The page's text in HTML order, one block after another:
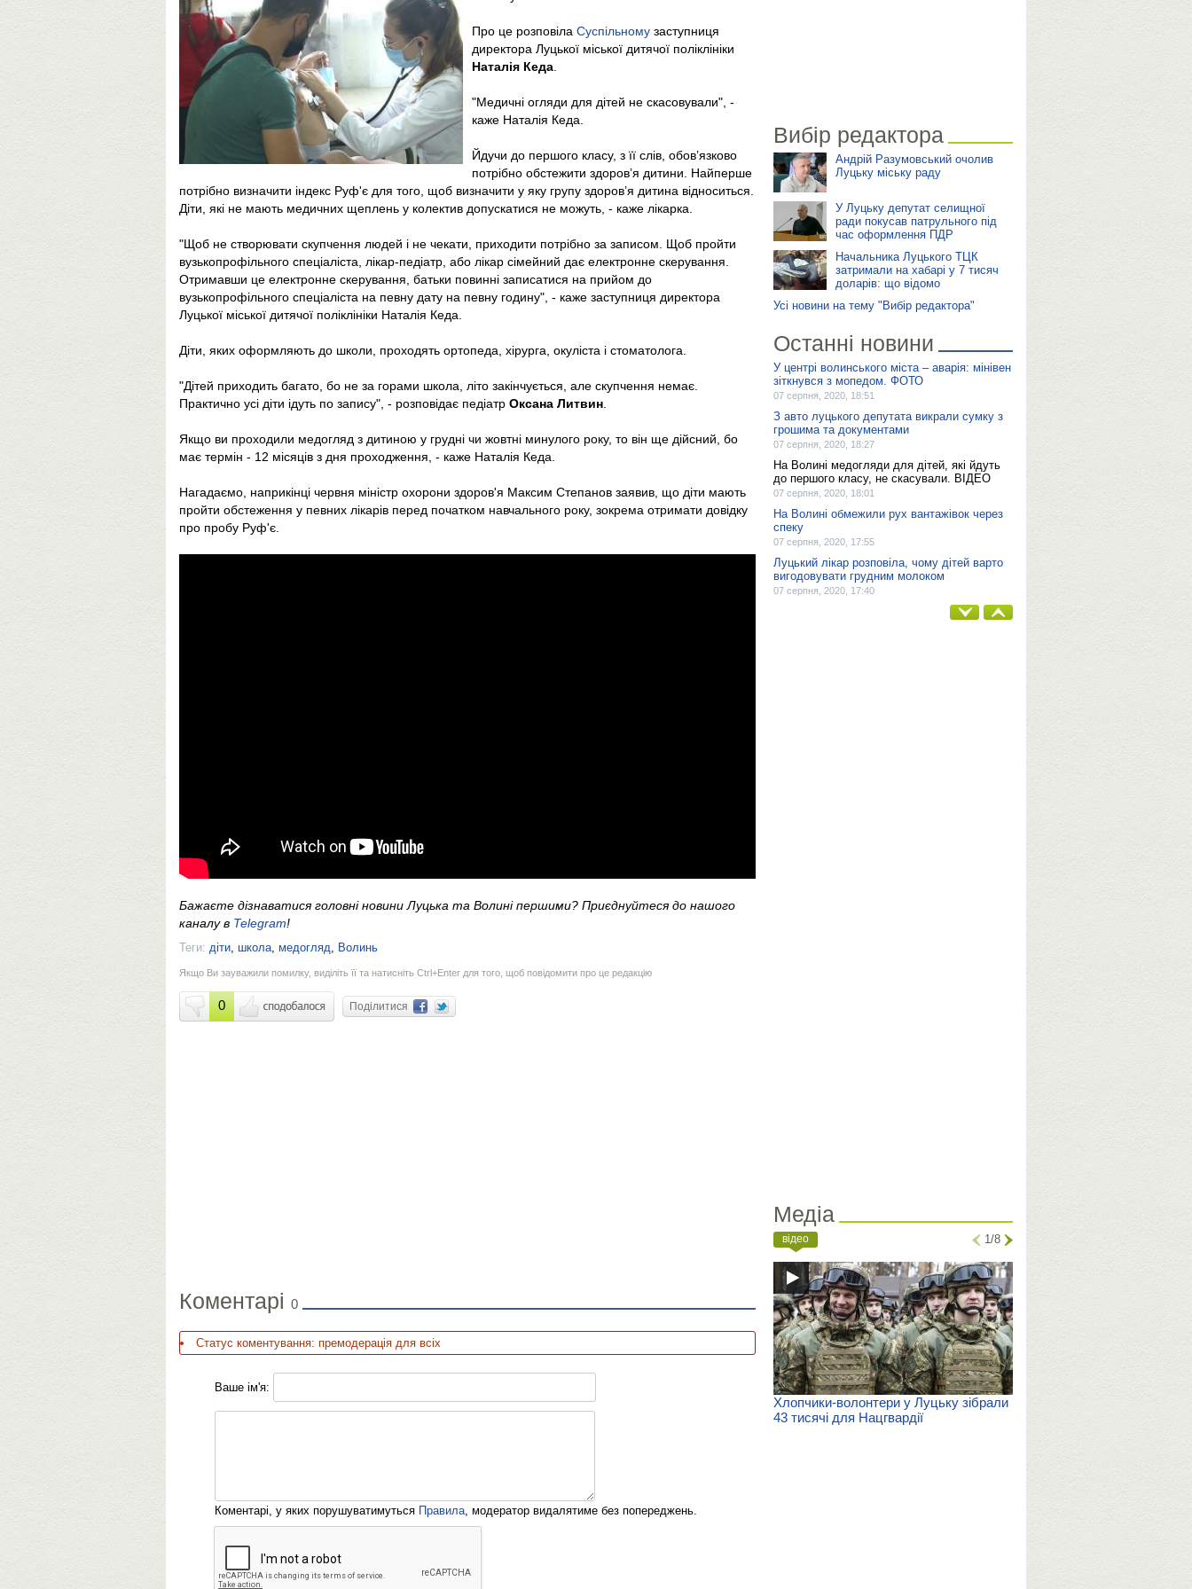
Про це розповіла Суспільному заступниця
директора Луцької міської дитячої поліклініки
Наталія Кеда
"Медичні огляди для дітей не скасовували", -
каже Наталія Кеда.
Йдучи до першого класу, з її слів, обов’язково
потрібно обстежити здоров’я дитини. Найперше
потрібно визначити індекс Руф'є для того, щоб визначити у яку групу здоров’я дитина відноситься.
Діти, які не мають медичних щеплень у колектив допускатися не можуть, - каже лікарка.
"Щоб не створювати скупчення людей і не чекати, приходити потрібно за записом. Щоб пройти
вузькопрофільного спеціаліста, лікар-педіатр, або лікар сімейний дає електронне скерування.
Отримавши це електронне скерування, батьки повинні записатися на прийом до
вузькопрофільного спеціаліста на певну дату на певну годину", - каже заступниця директора
Луцької міської дитячої поліклініки Наталія Кеда.
Діти, яких оформляють до школи, проходять ортопеда, хірурга, окуліста і стоматолога.
"Дітей приходить багато, бо не за горами школа, літо закінчується, але скупчення немає.
Практично усі діти ідуть по запису", - розповідає педіатр Оксана Литвин
Якщо ви проходили медогляд з дитиною у грудні чи жовтні минулого року, то він ще дійсний, бо
має термін - 12 місяців з дня проходження, - каже Наталія Кеда.
Нагадаємо, наприкінці червня міністр охорони здоров'я Максим Степанов заявив, що діти мають
пройти обстеження у певних лікарів перед початком навчального року, зокрема отримати довідку
про пробу Руф'є.
Бажаєте дізнаватися головні новини Луцька та Волині першими? Приєднуйтеся до нашого
каналу в Telegram!
Теги: діти школа медогляд Волинь
Якщо Ви зауважили помилку, виділіть її та натисніть Ctrl+Enter для того, щоб повідомити про це редакцію
0 Поділитися
Коментарі 0
Статус коментування: премодерація для всіх
Ваше ім'я:
Коментарі, у яких порушуватимуться Правила , модератор видалятиме без попереджень.
Вибір редактора
Андрій Разумовський очолив
Луцьку міську раду
У Луцьку депутат селищної
ради покусав патрульного під
час оформлення ПДР
Начальника Луцького ТЦК
затримали на хабарі у 7 тисяч
доларів: що відомо
Усі новини на тему "Вибір редактора"
Останні новини
У центрі волинського міста – аварія: мінівен
зіткнувся з мопедом. ФОТО
07 серпня, 2020, 18:51
З авто луцького депутата викрали сумку з
грошима та документами
07 серпня, 2020, 18:27
На Волині медогляди для дітей, які йдуть
до першого класу, не скасували. ВІДЕО
07 серпня, 2020, 18:01
На Волині обмежили рух вантажівок через
спеку
07 серпня, 2020, 17:55
Луцький лікар розповіла, чому дітей варто
вигодовувати грудним молоком
07 серпня, 2020, 17:40
Медіа
відео 1/8
Хлопчики-волонтери у Луцьку зібрали
43 тисячі для Нацгвардії